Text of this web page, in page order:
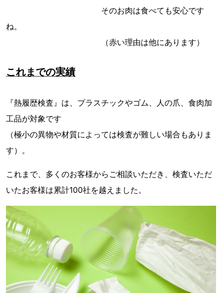
そのお肉は食べても安心です
ね。
（赤い理由は他にあります）
これまでの実績
『熱履歴検査』は、プラスチックやゴム、人の爪、食肉加
工品が対象です
（極小の異物や材質によっては検査が難しい場合もありま
す）。
これまで、多くのお客様からご相談いただき、検査いただ
いたお客様は累計100社を越えました。